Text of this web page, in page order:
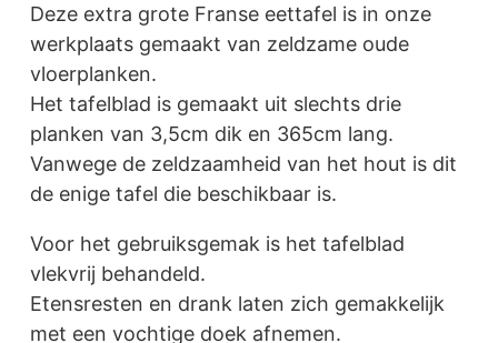
Deze extra grote Franse eettafel is in onze
werkplaats gemaakt van zeldzame oude
vloerplanken.
Het tafelblad is gemaakt uit slechts drie
planken van 3,5cm dik en 365cm lang.
Vanwege de zeldzaamheid van het hout is dit
de enige tafel die beschikbaar is.
Voor het gebruiksgemak is het tafelblad
vlekvrij behandeld.
Etensresten en drank laten zich gemakkelijk
met een vochtige doek afnemen.